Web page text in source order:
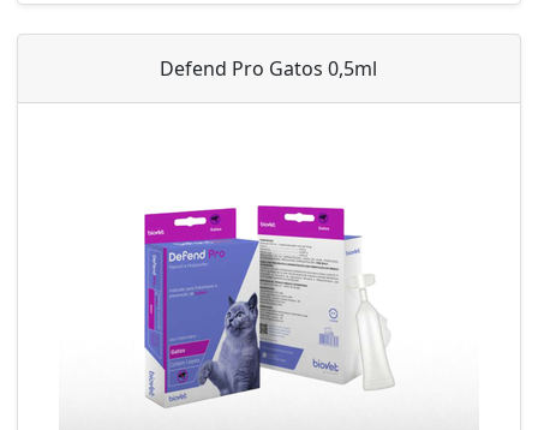
Defend Pro Gatos 0,5ml